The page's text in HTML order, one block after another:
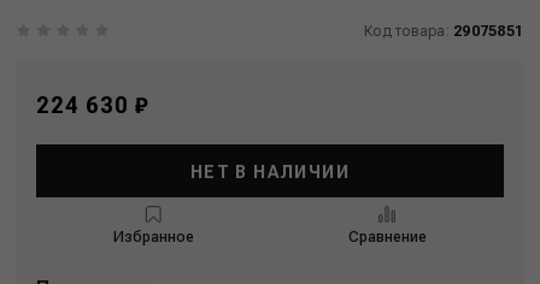
Код товара: 29075851
224 630 ₽
НЕТ В НАЛИЧИИ
Избранное Сравнение